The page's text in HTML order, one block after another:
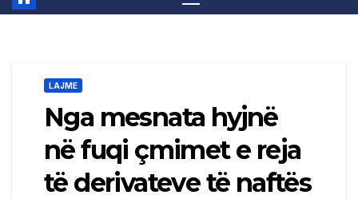
LAJME
Nga mesnata hyjnë
në fuqi çmimet e reja
të derivateve të naftës